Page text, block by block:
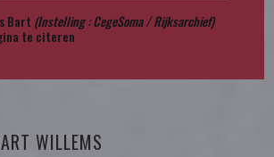
Bart (Instelling : CegeSoma / Rijksarchief)
te citeren
WILLEMS